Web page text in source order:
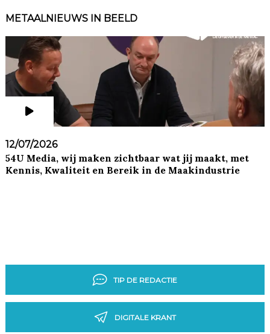
METAALNIEUWS IN BEELD
12/07/2026
54U Media, wij maken zichtbaar wat jij maakt, met
Kennis, Kwaliteit en Bereik in de Maakindustrie
TIP DE REDACTIE
DIGITALE KRANT